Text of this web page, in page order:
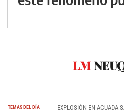
TEMAS DEL DÍA EXPLOSIÓN EN AGUADA